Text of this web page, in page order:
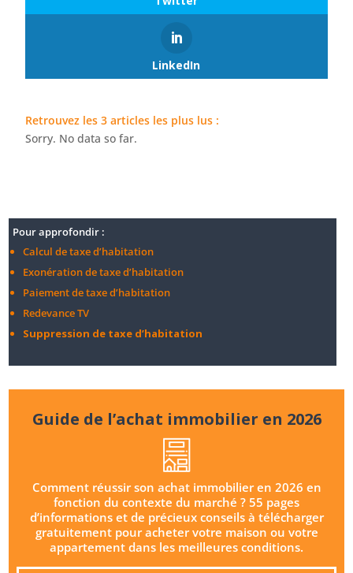
LinkedIn
Retrouvez les 3 articles les plus lus :
Sorry. No data so far.
Pour approfondir :
Calcul de taxe d’habitation
Exonération de taxe d’habitation
Paiement de taxe d’habitation
Redevance TV
Suppression de taxe d’habitation
Guide de l’achat immobilier en 2026
Comment réussir son achat immobilier en 2026 en
fonction du contexte du marché ? 55 pages
d’informations et de précieux conseils à télécharger
gratuitement pour acheter votre maison ou votre
appartement dans les meilleures conditions.